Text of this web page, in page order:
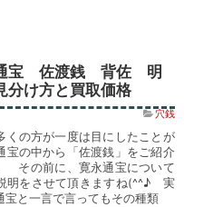
宝 佐渡銭 背佐 明
分け方と買取価格
穴銭
くの方が一度は目にしたことが
宝の中から「佐渡銭」をご紹介
その前に、寛永通宝について
明をさせて頂きますね(^^♪ 実
宝と一言で言ってもその種類